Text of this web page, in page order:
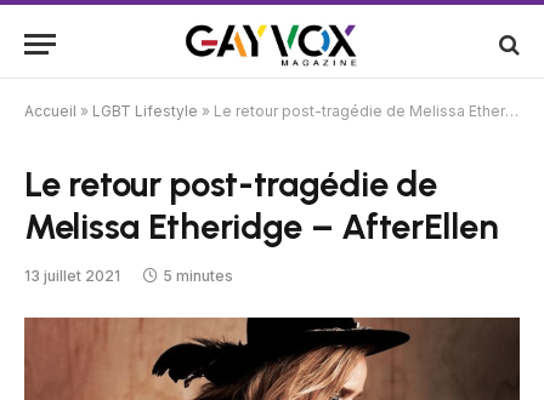
Accueil » LGBT Lifestyle » Le retour post-tragédie de Melissa Etheridge – AfterEllen
Le retour post-tragédie de
Melissa Etheridge – AfterEllen
13 juillet 2021 5 minutes